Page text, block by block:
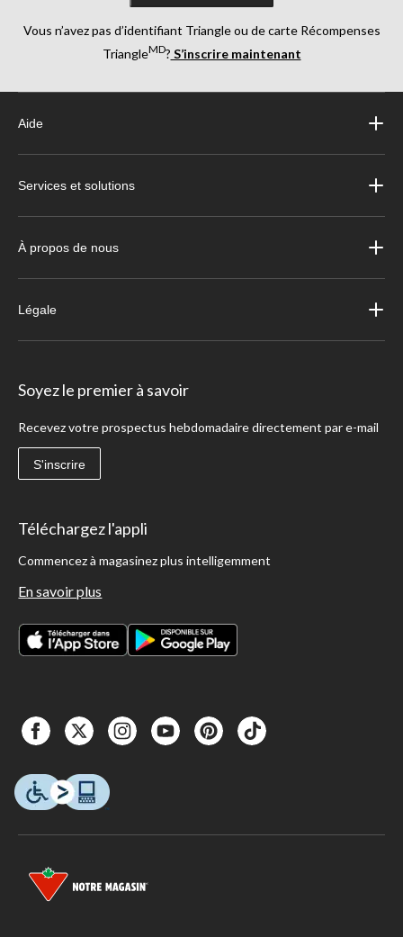
Vous n’avez pas d’identifiant Triangle ou de carte Récompenses
TriangleMD? S’inscrire maintenant
Aide
Services et solutions
À propos de nous
Légale
Soyez le premier à savoir
Recevez votre prospectus hebdomadaire directement par e-mail
S'inscrire
Téléchargez l'appli
Commencez à magasinez plus intelligemment
En savoir plus